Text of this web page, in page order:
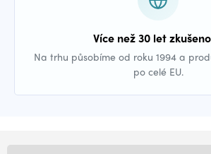
Více než 30 let
Na trhu působíme od roku 1994 a
po celé EU.